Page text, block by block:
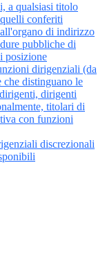
a qualsiasi titolo
conferiti
di indirizzo
pubbliche di
posizione
dirigenziali (da
che distinguano le
dirigenti
titolari di
con funzioni
discrezionali